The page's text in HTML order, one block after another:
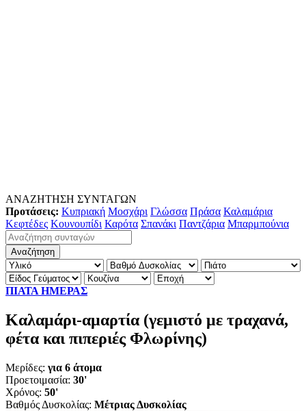
ΑΝΑΖΗΤΗΣΗ ΣΥΝΤΑΓΩΝ
Προτάσεις: Κυπριακή Μοσχάρι Γλώσσα Πράσα Καλαμάρια
Κεφτέδες Κουνουπίδι Καρότα Σπανάκι Παντζάρια Μπαρμπούνια
ΠΙΑΤΑ ΗΜΕΡΑΣ
Καλαμάρι-αμαρτία (γεμιστό με τραχανά,
φέτα και πιπεριές Φλωρίνης)
Μερίδες: για 6 άτομα
Προετοιμασία: 30'
Χρόνος: 50'
Βαθμός Δυσκολίας: Μέτριας Δυσκολίας